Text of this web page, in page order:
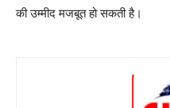
की उम्मीद मजबूत हो सकती है।